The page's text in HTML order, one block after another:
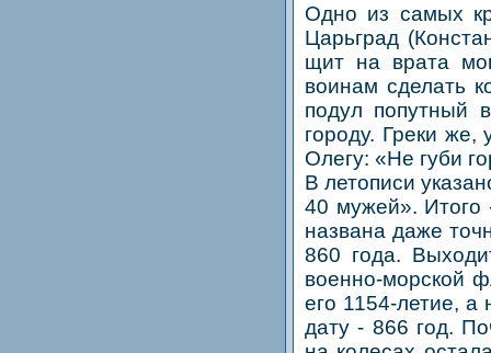
Одно из самых
Царьград
щит на врата
воинам сделать
подул попутный
городу. Греки же,
Олегу: «Не губи
В летописи
40 мужей». Итого
названа даже
860 года.
военно-морской
его 1154-летие, а
дату - 866 год.